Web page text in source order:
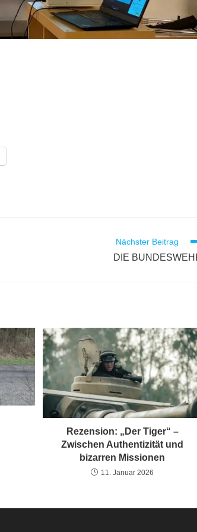
Nächster Beitrag
DIE
Rezension: „Der Tiger“ –
Zwischen Authentizität und
bizarren Missionen
11. Januar 2026